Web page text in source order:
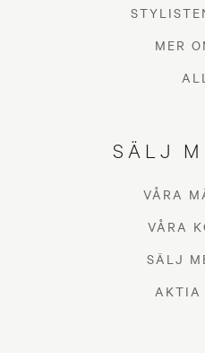
MER
SÄLJ
VÅRA
VÅRA
SÄLJ
AKTIA